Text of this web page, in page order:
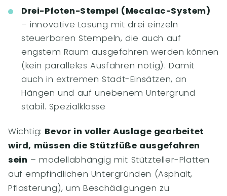
Drei-Pfoten-Stempel (Mecalac-System)
– innovative Lösung mit drei einzeln
steuerbaren Stempeln, die auch auf
engstem Raum ausgefahren werden können
(kein paralleles Ausfahren nötig). Damit
auch in extremen Stadt-Einsätzen, an
Hängen und auf unebenem Untergrund
stabil. Spezialklasse
Wichtig: Bevor in voller Auslage gearbeitet
wird, müssen die Stützfüße ausgefahren
sein – modellabhängig mit Stützteller-Platten
auf empfindlichen Untergründen (Asphalt,
Pflasterung), um Beschädigungen zu